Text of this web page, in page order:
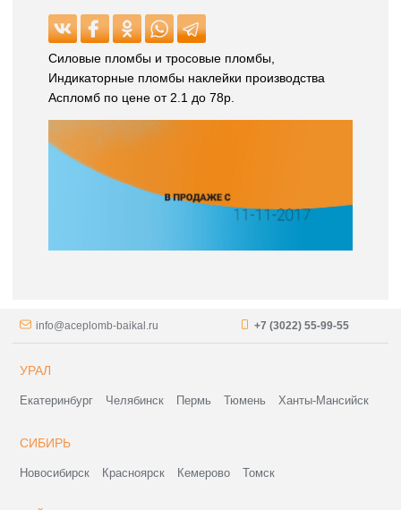
Силовые пломбы и тросовые пломбы,
Индикаторные пломбы наклейки производства
Аспломб по цене от 2.1 до 78р.
info@aceplomb-baikal.ru +7 (3022) 55-99-55
УРАЛ
Екатеринбург Челябинск Пермь Тюмень Ханты-Мансийск
СИБИРЬ
Новосибирск Красноярск Кемерово Томск